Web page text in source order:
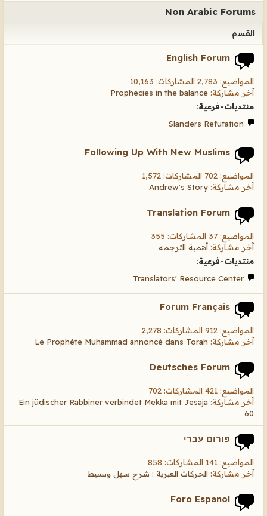
Non Arabic Forums
القسم
English Forum
المواضيع: 2,783 المشاركات: 10,163
آخر مشاركة: Prophecies in the balance
منتديات-فرعية:
Slanders Refutation
Following Up With New Muslims
المواضيع: 702 المشاركات: 1,572
آخر مشاركة: Andrew's Story
Translation Forum
المواضيع: 37 المشاركات: 355
آخر مشاركة: أهمية الترجمه
منتديات-فرعية:
Translators' Resource Center
Forum Français
المواضيع: 912 المشاركات: 2,278
آخر مشاركة: Le Prophète Muhammad annoncé dans Torah
Deutsches Forum
المواضيع: 421 المشاركات: 702
آخر مشاركة: Ein jüdischer Rabbiner verbindet Mekka mit Jesaja
60
פורום עברי
المواضيع: 141 المشاركات: 858
آخر مشاركة: الحركات العبرية : شرح سهل وبسيط
Foro Espanol